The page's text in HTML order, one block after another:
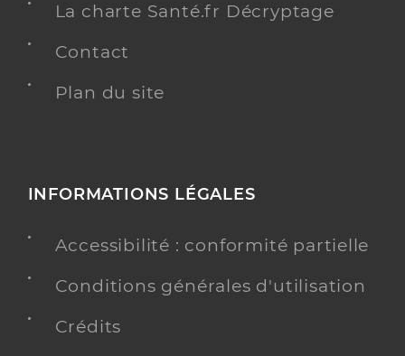
La charte Santé.fr Décryptage
Contact
Plan du site
INFORMATIONS LÉGALES
Accessibilité : conformité partielle
Conditions générales d'utilisation
Crédits